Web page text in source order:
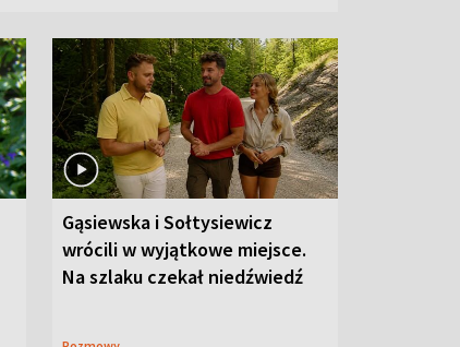
Gąsiewska i Sołtysiewicz
wrócili w wyjątkowe miejsce.
Na szlaku czekał niedźwiedź